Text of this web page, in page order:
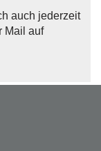
auch jederzeit
Mail auf